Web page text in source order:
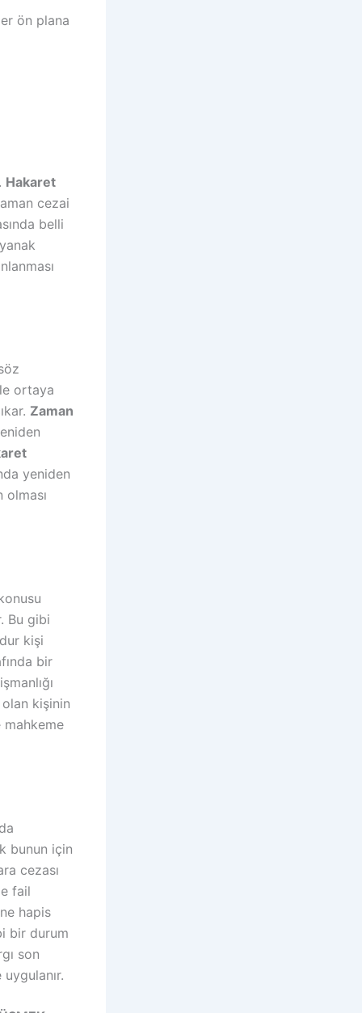
ön plana
Hakaret
cezai
belli
ortaya
Zaman
yeniden
Bu gibi
kişi
bir
kişinin
mahkeme
bunun için
cezası
fail
hapis
bir durum
son